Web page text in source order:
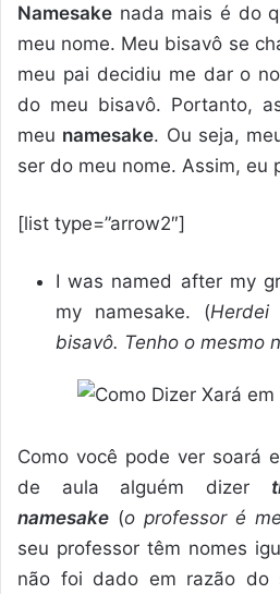
Namesake nada mais é do
meu nome. Meu bisavô se
meu pai decidiu me dar o
do meu bisavô. Portanto,
meu namesake. Ou seja,
ser do meu nome. Assim, eu
[list type=”arrow2″]
I was named after my
my namesake. (
bisavô. Tenho o mesmo
Como você pode ver soará
de aula alguém dizer
namesake (o professor é
seu professor têm nomes
não foi dado em razão do